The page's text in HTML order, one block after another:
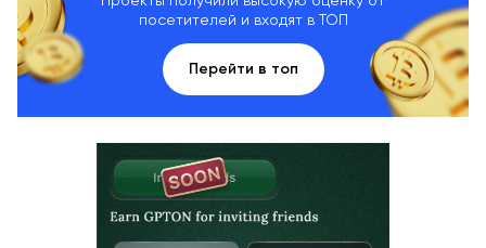
посетителей и входят в ТОП
Перейти в топ